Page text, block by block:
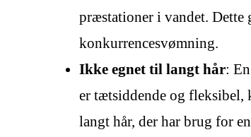
præstationer i vandet. Dette
konkurrencesvømning.
Ikke egnet til langt hår:
er tætsiddende og fleksibel,
langt hår, der har brug for